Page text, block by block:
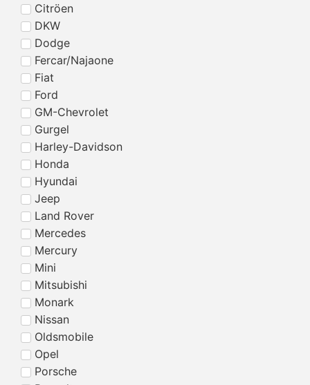
Citröen
DKW
Dodge
Fercar/Najaone
Fiat
Ford
GM-Chevrolet
Gurgel
Harley-Davidson
Honda
Hyundai
Jeep
Land Rover
Mercedes
Mercury
Mini
Mitsubishi
Monark
Nissan
Oldsmobile
Opel
Porsche